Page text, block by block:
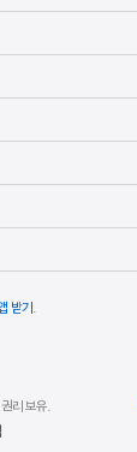
기 .
리 보유.